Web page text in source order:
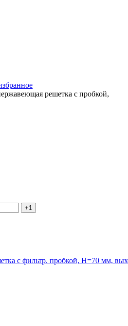
решетка с пробкой,
+1
с фильтр. пробкой, H=70 мм,